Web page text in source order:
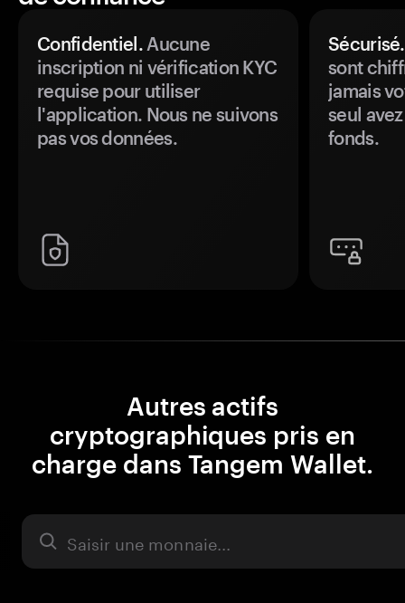
Confidentiel.Aucune
inscription ni vérification KYC
requise pour utiliser
l'application. Nous ne suivons
pas vos données.
Sécurisé.
sont
jamais
seul
fonds.
Autres actifs
cryptographiques pris en
charge dans Tangem Wallet.
Actifs